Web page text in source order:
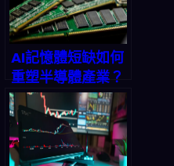
AI記憶體短缺如何
重塑半導體產業？
Micron股價飆漲
327%背後的殘酷
真相